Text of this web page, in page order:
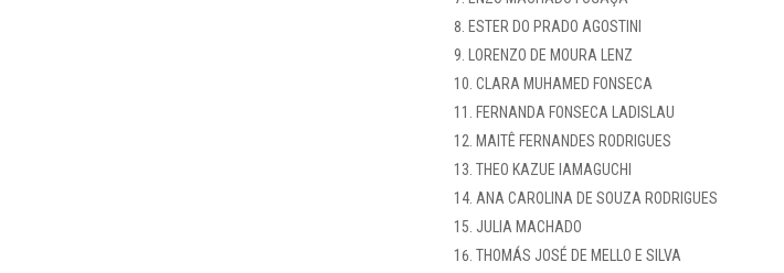
ESTER DO PRADO AGOSTINI
LORENZO DE MOURA LENZ
CLARA MUHAMED FONSECA
FERNANDA FONSECA LADISLAU
MAITÊ FERNANDES RODRIGUES
THEO KAZUE IAMAGUCHI
ANA CAROLINA DE SOUZA RODRIGUES
JULIA MACHADO
THOMÁS JOSÉ DE MELLO E SILVA